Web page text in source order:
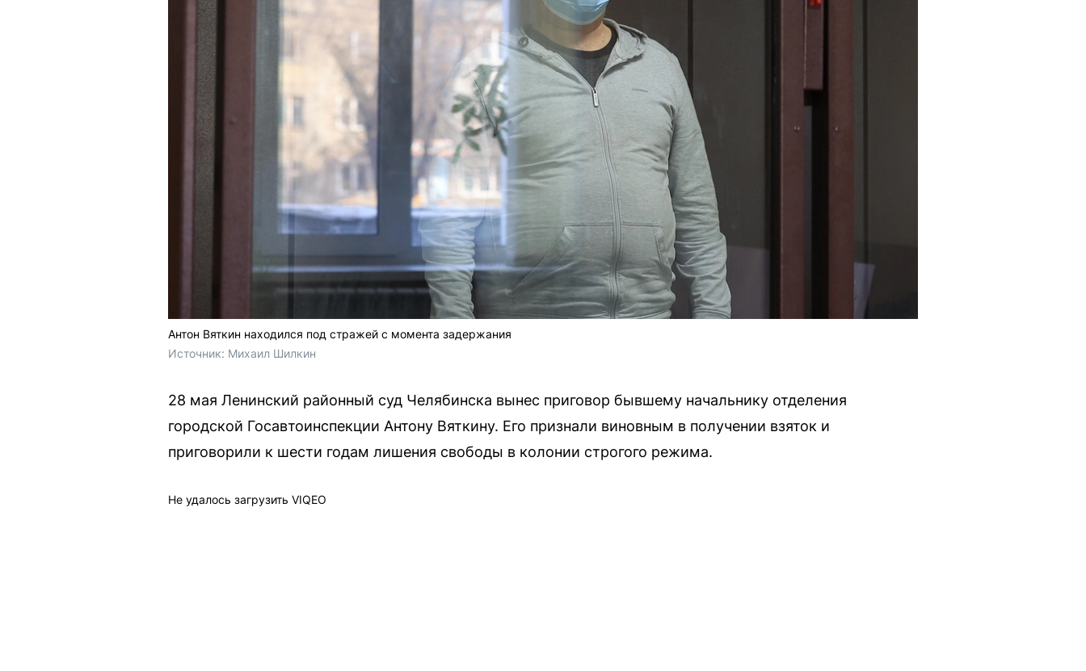
Антон Вяткин находился под стражей с момента задержания
Источник: Михаил Шилкин
28 мая Ленинский районный суд Челябинска вынес приговор бывшему начальнику отделения
городской Госавтоинспекции Антону Вяткину. Его признали виновным в получении взяток и
приговорили к шести годам лишения свободы в колонии строгого режима.
Не удалось загрузить VIQEO